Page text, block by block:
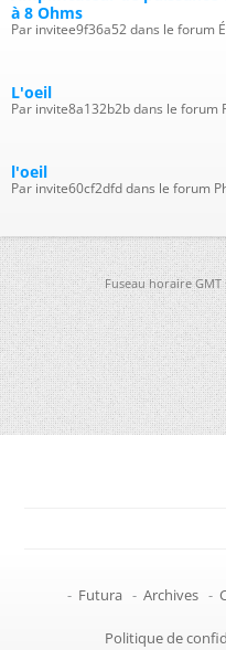
à 8 Ohms
Par invitee9f36a52 dans le forum
L'oeil
Par invite8a132b2b dans le forum
l'oeil
Par invite60cf2dfd dans le forum
Fuseau horaire
- Futura - Archives -
Politique de